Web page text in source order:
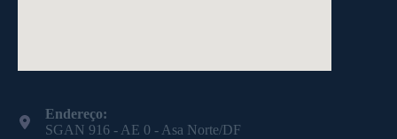
Endereço:
SGAN 916 - AE 0 - Asa Norte/DF